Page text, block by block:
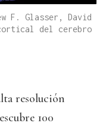
F. Glasser, David
del cerebro
resolución
100